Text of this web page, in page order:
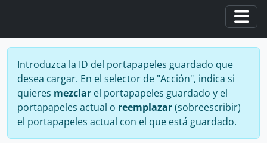
Introduzca la ID del portapapeles guardado que
desea cargar. En el selector de "Acción", indica si
quieres mezclar el portapapeles guardado y el
portapapeles actual o reemplazar(sobreescribir)
el portapapeles actual con el que está guardado.